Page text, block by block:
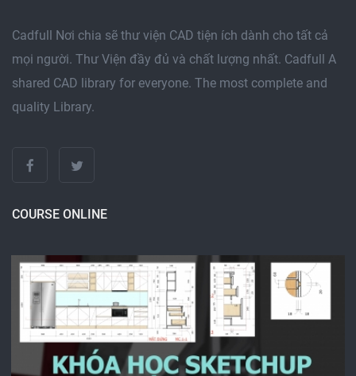
Cadfull Nơi chia sẽ thư viện CAD tiện ích dành cho tất cả
mọi người. Thư Viện đầy đủ và chất lượng nhất. Cadfull A
shared CAD library for everyone. The most complete and
quality Library.
COURSE ONLINE